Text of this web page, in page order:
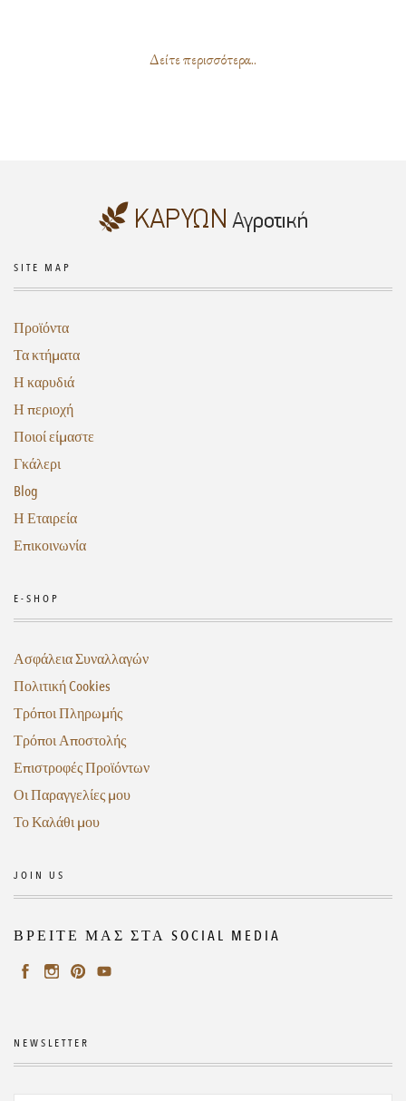
Δείτε περισσότερα..
SITE MAP
Προϊόντα
Τα κτήματα
Η καρυδιά
Η περιοχή
Ποιοί είμαστε
Γκάλερι
Blog
Η Εταιρεία
Επικοινωνία
E-SHOP
Ασφάλεια Συναλλαγών
Πολιτική Cookies
Τρόποι Πληρωμής
Τρόποι Αποστολής
Επιστροφές Προϊόντων
Οι Παραγγελίες μου
Το Καλάθι μου
JOIN US
ΒΡΕΙΤΕ ΜΑΣ ΣΤΑ SOCIAL MEDIA
NEWSLETTER